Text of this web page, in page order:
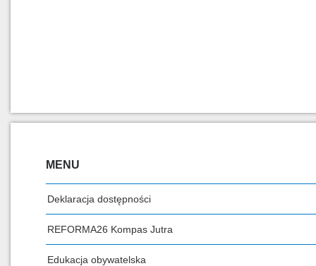
MENU
Deklaracja dostępności
REFORMA26 Kompas Jutra
Edukacja obywatelska